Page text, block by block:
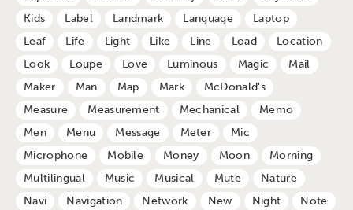
Kids
Label Landmark Language
Laptop
Leaf
Life Light Like Line Load
Location
Look
Loupe Love Luminous Magic
Mail
Maker
Man Map Mark
McDonald's
Measure
Measurement Mechanical
Memo
Men
Menu Message Meter
Mic
Microphone
Mobile Money Moon
Morning
Multilingual
Music Musical Mute
Nature
Navi
Navigation Network New Night
Note